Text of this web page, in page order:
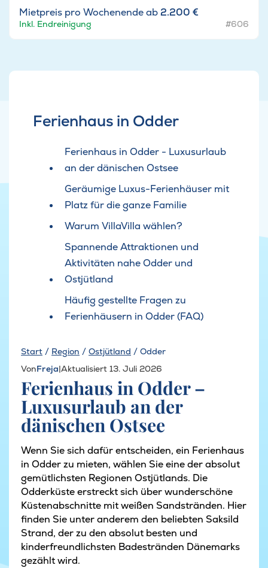
Mietpreis pro Wochenende ab 2.200 €
Inkl. Endreinigung #606
Start / Region / Ostjütland / Odder
VonFreja|Aktualisiert 13. Juli 2026
Ferienhaus in Odder –
Luxusurlaub an der
dänischen Ostsee
Wenn Sie sich dafür entscheiden, ein Ferienhaus
in Odder zu mieten, wählen Sie eine der absolut
gemütlichsten Regionen Ostjütlands. Die
Odderküste erstreckt sich über wunderschöne
Küstenabschnitte mit weißen Sandstränden. Hier
finden Sie unter anderem den beliebten Saksild
Strand, der zu den absolut besten und
kinderfreundlichsten Badestränden Dänemarks
gezählt wird.
Ferienhaus in Odder
Ferienhaus in Odder - Luxusurlaub
an der dänischen Ostsee
Geräumige Luxus-Ferienhäuser mit
Platz für die ganze Familie
Warum VillaVilla wählen?
Spannende Attraktionen und
Aktivitäten nahe Odder und
Ostjütland
Häufig gestellte Fragen zu
Ferienhäusern in Odder (FAQ)